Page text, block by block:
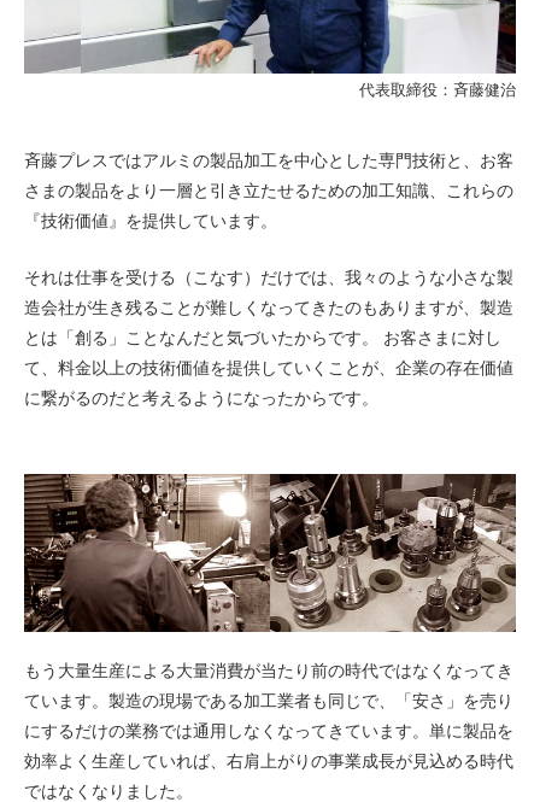
代表取締役：斉藤健治
斉藤プレスではアルミの製品加工を中心とした専門技術と、お客
さまの製品をより一層と引き立たせるための加工知識、これらの
『技術価値』を提供しています。
それは仕事を受ける（こなす）だけでは、我々のような小さな製
造会社が生き残ることが難しくなってきたのもありますが、製造
とは「創る」ことなんだと気づいたからです。 お客さまに対し
て、料金以上の技術価値を提供していくことが、企業の存在価値
に繋がるのだと考えるようになったからです。
もう大量生産による大量消費が当たり前の時代ではなくなってき
ています。製造の現場である加工業者も同じで、「安さ」を売り
にするだけの業務では通用しなくなってきています。単に製品を
効率よく生産していれば、右肩上がりの事業成長が見込める時代
ではなくなりました。